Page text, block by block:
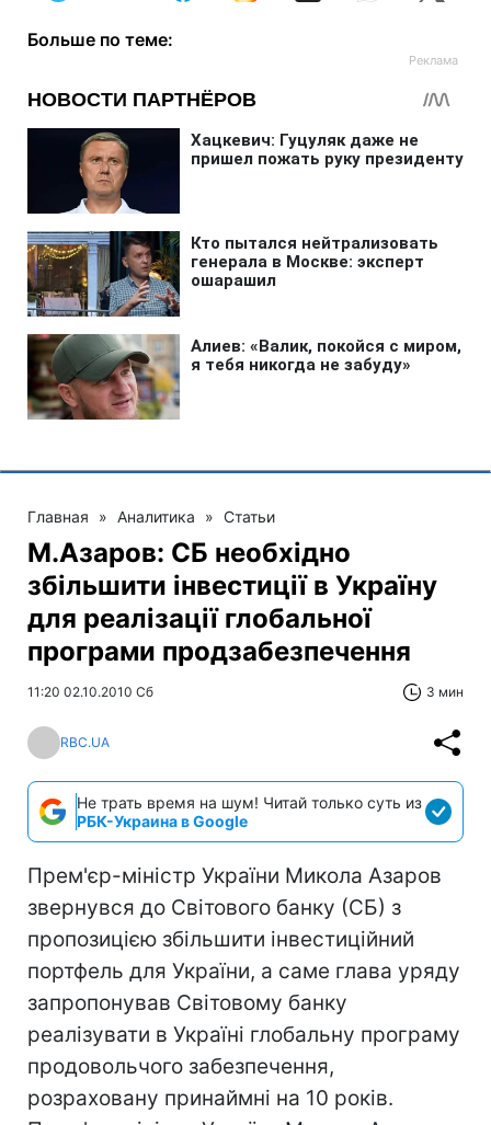
Больше по теме:
Главная » Аналитика » Статьи
М.Азаров: СБ необхідно
збільшити інвестиції в Україну
для реалізації глобальної
програми продзабезпечення
11:20 02.10.2010 Сб 3 мин
RBC.UA
Не трать время на шум! Читай только суть из
РБК-Украина в Google
Прем'єр-міністр України Микола Азаров
звернувся до Світового банку (СБ) з
пропозицією збільшити інвестиційний
портфель для України, а саме глава уряду
запропонував Світовому банку
реалізувати в Україні глобальну програму
продовольчого забезпечення,
розраховану принаймні на 10 років.